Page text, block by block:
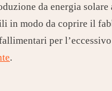
da energia solare
in modo da coprire il
per
.